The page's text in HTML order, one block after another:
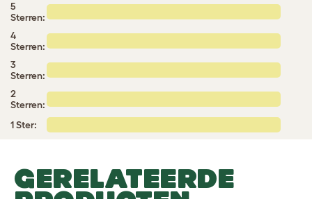
5
Sterren:
4
Sterren:
3
Sterren:
2
Sterren:
1 Ster:
GERELATEERDE